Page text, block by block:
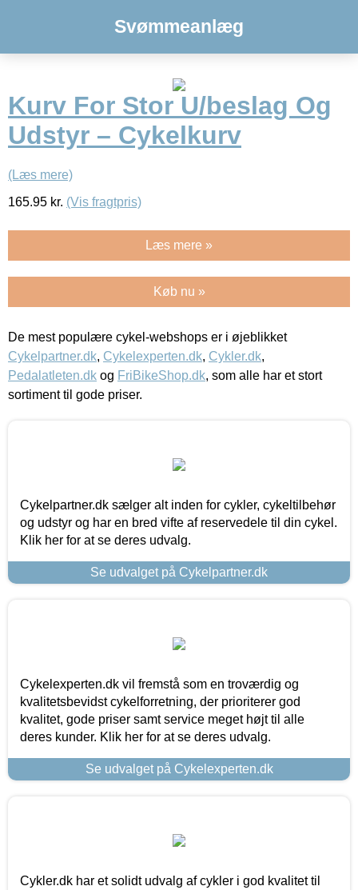
Svømmeanlæg
Kurv For Stor U/beslag Og
Udstyr – Cykelkurv
(Læs mere)
165.95 kr. (Vis fragtpris)
Læs mere »
Køb nu »
De mest populære cykel-webshops er i øjeblikket
Cykelpartner.dk, Cykelexperten.dk, Cykler.dk,
Pedalatleten.dk og FriBikeShop.dk, som alle har et stort
sortiment til gode priser.
Cykelpartner.dk sælger alt inden for cykler, cykeltilbehør
og udstyr og har en bred vifte af reservedele til din cykel.
Klik her for at se deres udvalg.
Se udvalget på Cykelpartner.dk
Cykelexperten.dk vil fremstå som en troværdig og
kvalitetsbevidst cykelforretning, der prioriterer god
kvalitet, gode priser samt service meget højt til alle
deres kunder. Klik her for at se deres udvalg.
Se udvalget på Cykelexperten.dk
Cykler.dk har et solidt udvalg af cykler i god kvalitet til